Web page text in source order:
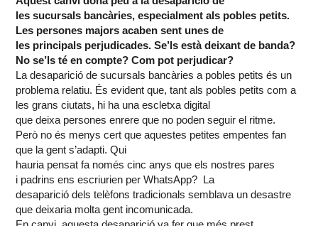
lessucursals bancàries,especialment als pobles petits.
Les persones majors acabensent unes de
les principals perjudicades.Se’ls està deixant de banda?
Nose’ls té encompte?Com pot perjudicar?
Ladesaparició desucursals bancàries a pobles petits és un
problema relatiu. És evident que,tant als pobles petits com a
lesgrans ciutats, hi ha unaescletxa digital
quedeixa personesenrere que no poden seguir el ritme.
Però noés menys cert queaquestes petites empentes fan
que lagent s’adapti. Qui
hauria pensat fa només cincanys queels nostres pares
i padrins ens escriurien per WhatsApp? La
desaparició dels telèfons tradicionals semblava un desastre
quedeixaria molta gent incomunicada.